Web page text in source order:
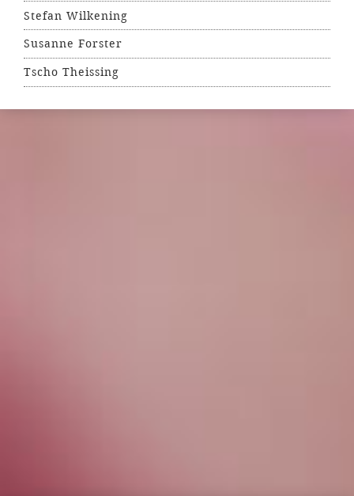
Stefan Wilkening
Susanne Forster
Tscho Theissing